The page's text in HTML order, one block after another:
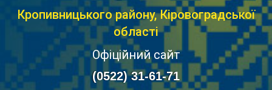
Кропивницького району, Кіровоградської
області
Офіційний сайт
(0522) 31-61-71